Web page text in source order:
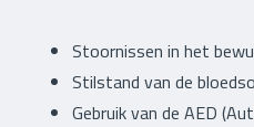
Stoornissen in het
Stilstand van de
Gebruik van de AED